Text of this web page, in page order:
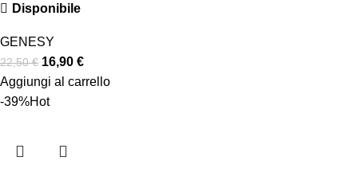
Disponibile
GENESY
22,50€ 16,90 €
Aggiungi al carrello
-39%Hot